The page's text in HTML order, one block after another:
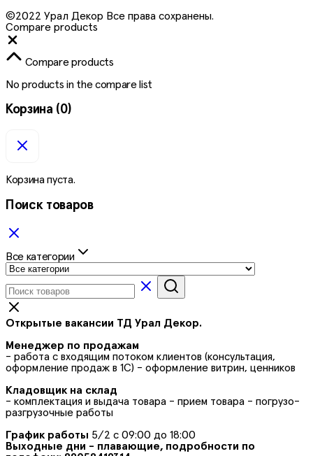
©2022 Урал Декор Все права сохранены.
Compare products
Compare products
No products in the compare list
Корзина (0)
Корзина пуста.
Поиск товаров
Все категории
Открытые вакансии ТД Урал Декор.
Менеджер по продажам
- работа с входящим потоком клиентов (консультация,
оформление продаж в 1С) - оформление витрин, ценников
Кладовщик на склад
- комплектация и выдача товара - прием товара - погрузо-
разгрузочные работы
График работы 5/2 с 09:00 до 18:00
Выходные дни - плавающие, подробности по